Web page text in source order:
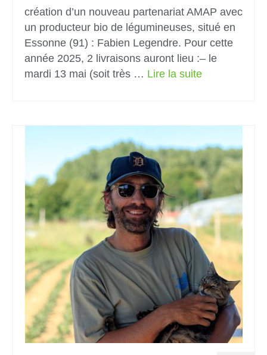
création d’un nouveau partenariat AMAP avec
un producteur bio de légumineuses, situé en
Essonne (91) : Fabien Legendre. Pour cette
année 2025, 2 livraisons auront lieu :– le
mardi 13 mai (soit très … Lire la suite­­